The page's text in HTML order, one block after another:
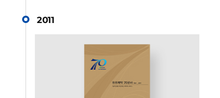
2011